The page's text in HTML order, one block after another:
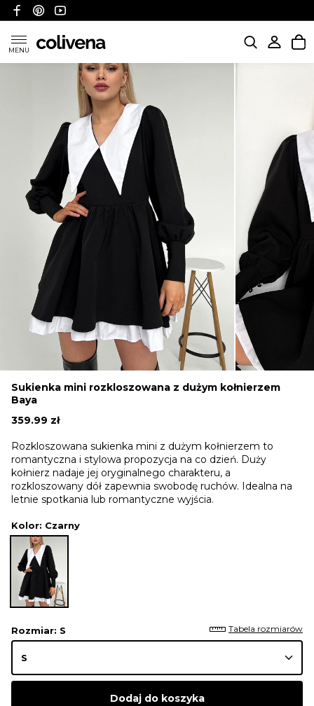
MENU
KATEGORIE
POLITYKA WYSYŁKI
POLITYKA ZWROTÓW I REFUNDACJI
FAQ
KONTAKT
Sukienka mini rozkloszowana z dużym kołnierzem
Baya
359.99 zł
Rozkloszowana sukienka mini z dużym kołnierzem to
romantyczna i stylowa propozycja na co dzień. Duży
kołnierz nadaje jej oryginalnego charakteru, a
rozkloszowany dół zapewnia swobodę ruchów. Idealna na
letnie spotkania lub romantyczne wyjścia.
Kolor: Czarny
Rozmiar: S Tabela rozmiarów
Dodaj do koszyka